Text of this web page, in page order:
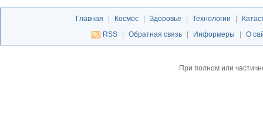
Главная Космос Здоровье Технологии
RSS
Обратная связь Информеры О
При полном или